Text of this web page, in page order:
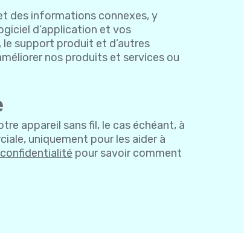
des informations connexes, y
d’application et vos
support produit et d’autres
nos produits et services ou
appareil sans fil, le cas échéant, à
uniquement pour les aider à
pour savoir comment